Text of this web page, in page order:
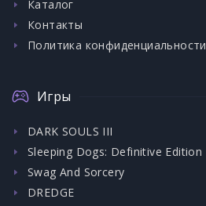
Каталог
Контакты
Политика конфиденциальности
Игры
DARK SOULS III
Sleeping Dogs: Definitive Edition
Swag And Sorcery
DREDGE